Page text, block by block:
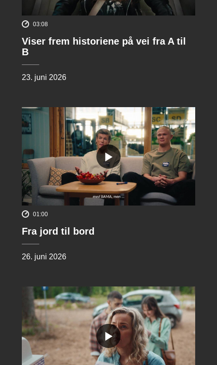
03:08
Viser frem historiene på vei fra A til
B
23. juni 2026
01:00
Fra jord til bord
26. juni 2026